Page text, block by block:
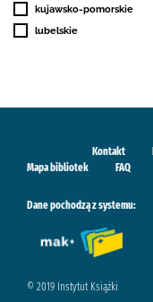
kujawsko-pomorskie
lubelskie
Kontakt
Mapa bibliotek
FAQ
Dane pochodzą z systemu:
© 2019 Instytut Książki